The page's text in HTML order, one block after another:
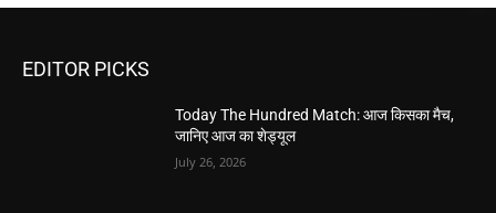
EDITOR PICKS
Today The Hundred Match: आज किसका मैच,
जानिए आज का शेड्यूल
July 26, 2026